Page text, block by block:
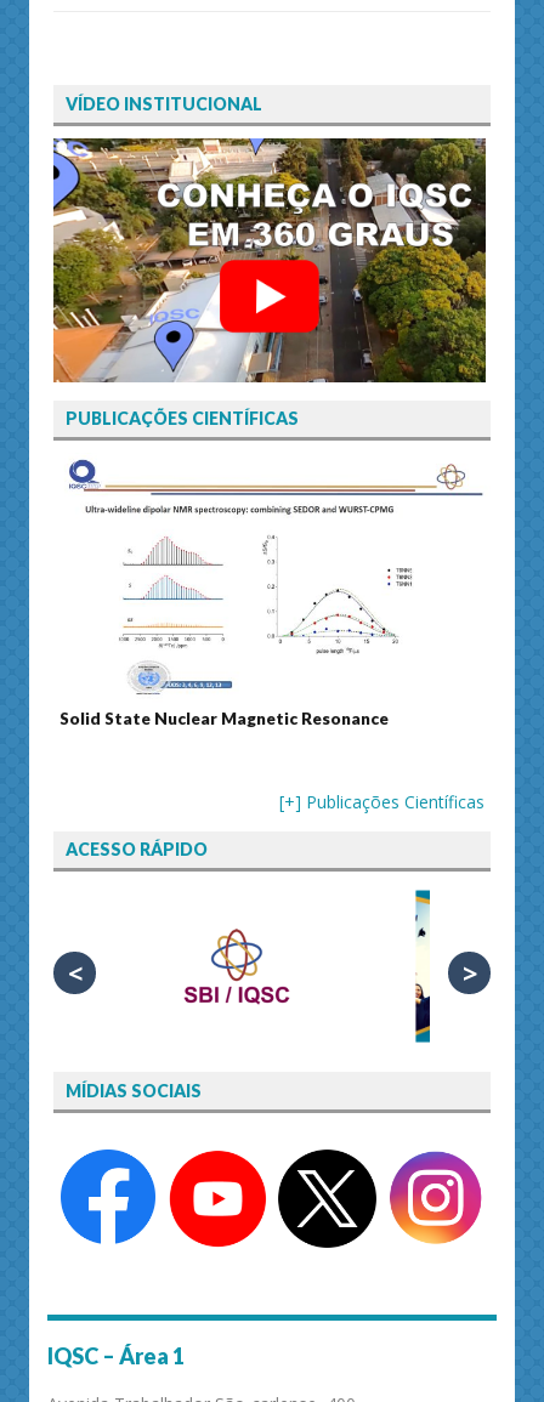
VÍDEO INSTITUCIONAL
PUBLICAÇÕES CIENTÍFICAS
Journal of Separation Science
[+] Publicações Científicas
ACESSO RÁPIDO
< >
MÍDIAS SOCIAIS
IQSC – Área 1